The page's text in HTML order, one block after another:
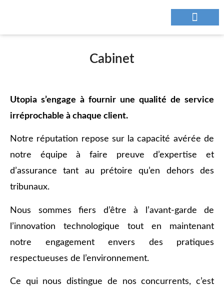
Cabinet
Utopia s’engage à fournir une qualité de service
irréprochable à chaque client.
Notre réputation repose sur la capacité avérée de
notre équipe à faire preuve d’expertise et
d’assurance tant au prétoire qu’en dehors des
tribunaux.
Nous sommes fiers d’être à l’avant-garde de
l’innovation technologique tout en maintenant
notre engagement envers des pratiques
respectueuses de l’environnement.
Ce qui nous distingue de nos concurrents, c’est